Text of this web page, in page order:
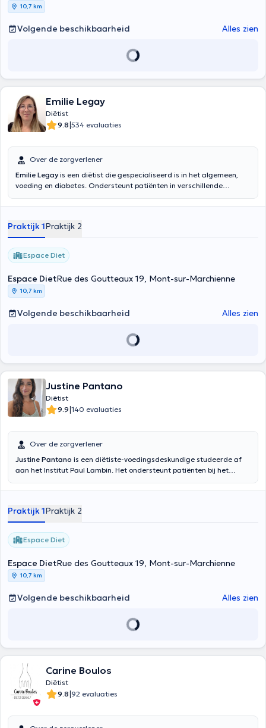
10,7 km
Volgende beschikbaarheid Alles zien
Emilie Legay
Diëtist
9.8|534 evaluaties
Over de zorgverlener
Emilie Legay is een diëtist die gespecialiseerd is in het algemeen,
voeding en diabetes. Ondersteunt patiënten in verschillende
stoornissen (diabetes, hyperinsulinemie, glucose-intolerantie), hart-
maagdarmstoornissen allergieën en voedselintoleranties evenals
vegetarisme en veganisme. Het heet u welkom in het medisch
centrum en het centrum van Ghlin Diet Area. Inhoud vertaald door
google translate
Praktijk 1Praktijk 2
Espace Diet
Espace DietRue des Goutteaux 19, Mont-sur-Marchienne
10,7 km
Volgende beschikbaarheid Alles zien
Justine Pantano
Diëtist
9.9|140 evaluaties
Over de zorgverlener
Justine Pantano is een diëtiste-voedingsdeskundige studeerde af
aan het Institut Paul Lambin. Het ondersteunt patiënten bij het
diverse ziekten (diabetes, hart- en vaatziekten, nierziekten,
voedselallergieën. Het krijgt u bij het overleg in de particuliere
praktijk in Gouy-lez-Piéton, maar ook in het centrum Diet Space
Mont-sur-Marchienne. Inhoud vertaald door google translate
Praktijk 1Praktijk 2
Espace Diet
Espace DietRue des Goutteaux 19, Mont-sur-Marchienne
10,7 km
Volgende beschikbaarheid Alles zien
Carine Boulos
Diëtist
9.8|92 evaluaties